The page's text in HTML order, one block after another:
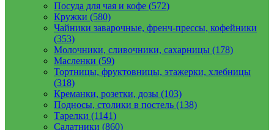
Посуда для чая и кофе (572)
Кружки (580)
Чайники заварочные, френч-прессы, кофейники
(353)
Молочники, сливочники, сахарницы (178)
Масленки (59)
Тортницы, фруктовницы, этажерки, хлебницы
(318)
Креманки, розетки, дозы (103)
Подносы, столики в постель (138)
Тарелки (1141)
Салатники (860)